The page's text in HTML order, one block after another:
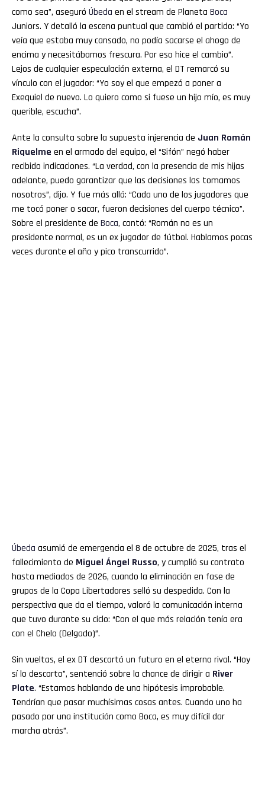
como sea”, aseguró Úbeda en el stream de Planeta Boca
Juniors. Y detalló la escena puntual que cambió el partido: “Yo
veía que estaba muy cansado, no podía sacarse el ahogo de
encima y necesitábamos frescura. Por eso hice el cambio”.
Lejos de cualquier especulación externa, el DT remarcó su
vínculo con el jugador: “Yo soy el que empezó a poner a
Exequiel de nuevo. Lo quiero como si fuese un hijo mío, es muy
querible, escucha”.
Ante la consulta sobre la supuesta injerencia de Juan Román
Riquelme en el armado del equipo, el “Sifón” negó haber
recibido indicaciones. “La verdad, con la presencia de mis hijas
adelante, puedo garantizar que las decisiones las tomamos
nosotros”, dijo. Y fue más allá: “Cada uno de los jugadores que
me tocó poner o sacar, fueron decisiones del cuerpo técnico”.
Sobre el presidente de Boca, contó: “Román no es un
presidente normal, es un ex jugador de fútbol. Hablamos pocas
veces durante el año y pico transcurrido”.
Úbeda asumió de emergencia el 8 de octubre de 2025, tras el
fallecimiento de Miguel Ángel Russo, y cumplió su contrato
hasta mediados de 2026, cuando la eliminación en fase de
grupos de la Copa Libertadores selló su despedida. Con la
perspectiva que da el tiempo, valoró la comunicación interna
que tuvo durante su ciclo: “Con el que más relación tenía era
con el Chelo (Delgado)”.
Sin vueltas, el ex DT descartó un futuro en el eterno rival. “Hoy
sí lo descarto”, sentenció sobre la chance de dirigir a River
Plate. “Estamos hablando de una hipótesis improbable.
Tendrían que pasar muchísimas cosas antes. Cuando uno ha
pasado por una institución como Boca, es muy difícil dar
marcha atrás”.